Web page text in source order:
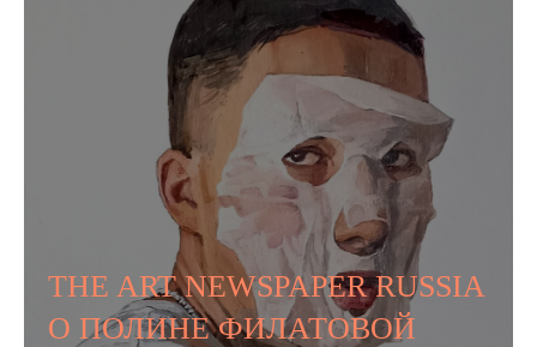
THE ART NEWSPAPER RUSSIA
О ПОЛИНЕ ФИЛАТОВОЙ